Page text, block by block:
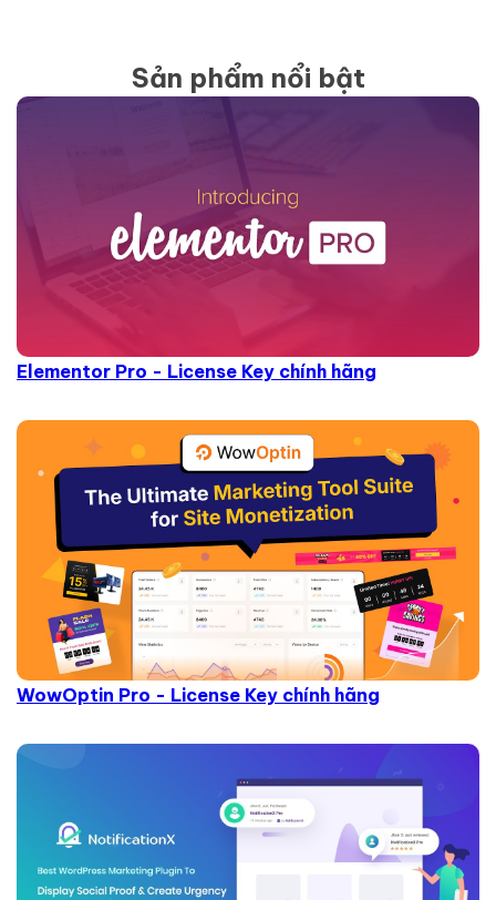
Sản phẩm nổi bật
Elementor Pro - License Key chính hãng
WowOptin Pro - License Key chính hãng